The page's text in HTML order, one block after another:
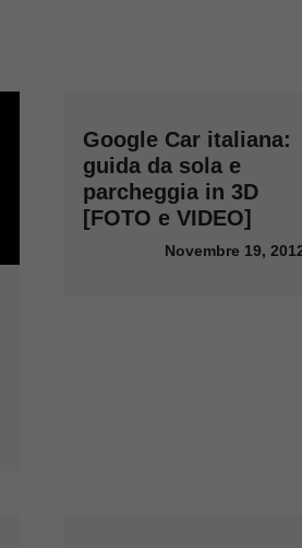
Google Car italiana:
guida da sola e
parcheggia in 3D
[FOTO e VIDEO]
Novembre 19,